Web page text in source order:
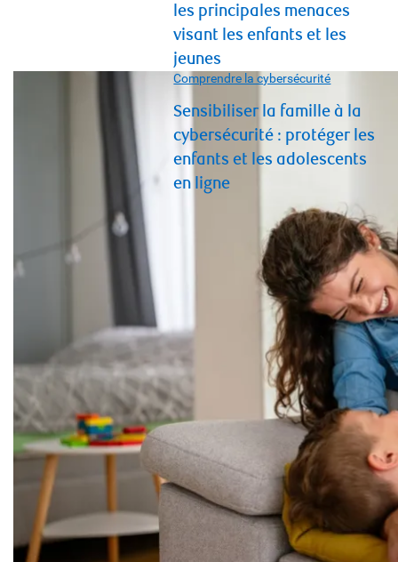
les principales menaces
visant les enfants et les
jeunes
Comprendre la cybersécurité
Sensibiliser la famille à la
cybersécurité : protéger les
enfants et les adolescents
en ligne